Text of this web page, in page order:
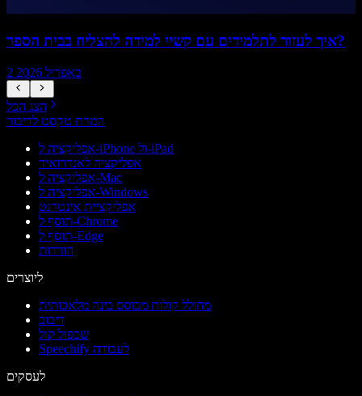
איך לעזור לתלמידים עם קשיי למידה להצליח בבית הספר?
2 באפריל 2026
הצג הכל
המרת טקסט לדיבור
אפליקציה ל-iPhone ול-iPad
אפליקציה לאנדרואיד
אפליקציה ל-Mac
אפליקציה ל-Windows
אפליקציית אינטרנט
תוסף ל-Chrome
תוסף ל-Edge
הורדות
ליוצרים
מחולל קולות מבוסס בינה מלאכותית
דיבוב
שכפול קול
Speechify לעבודה
לעסקים